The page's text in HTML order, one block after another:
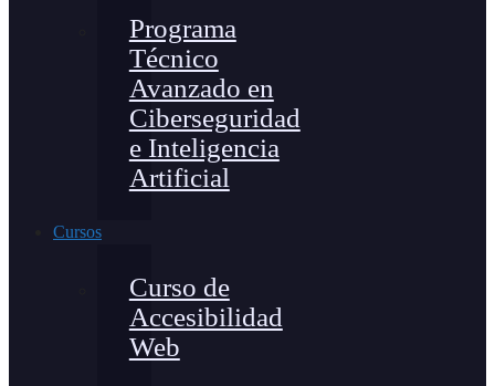
Programa
Técnico
Avanzado en
Ciberseguridad
e Inteligencia
Artificial
Cursos
Curso de
Accesibilidad
Web